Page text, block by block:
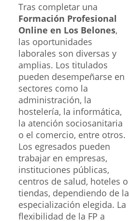
Tras completar una
Formación Profesional
Online en Los Belones,
las oportunidades
laborales son diversas y
amplias. Los titulados
pueden desempeñarse en
sectores como la
administración, la
hostelería, la informática,
la atención sociosanitaria
o el comercio, entre otros.
Los egresados pueden
trabajar en empresas,
instituciones públicas,
centros de salud, hoteles o
tiendas, dependiendo de la
especialización elegida. La
flexibilidad de la FP a